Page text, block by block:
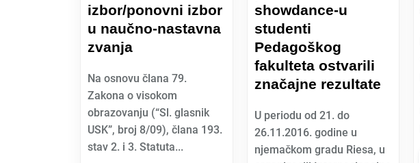
izbor/ponovni izbor
u naučno-nastavna
zvanja
Na osnovu člana 79.
Zakona o visokom
obrazovanju (“Sl. glasnik
USK”, broj 8/09), člana 193.
stav 2. i 3. Statuta...
showdance-u
studenti
Pedagoškog
fakulteta ostvarili
značajne rezultate
U periodu od 21. do
26.11.2016. godine u
njemačkom gradu Riesa, u